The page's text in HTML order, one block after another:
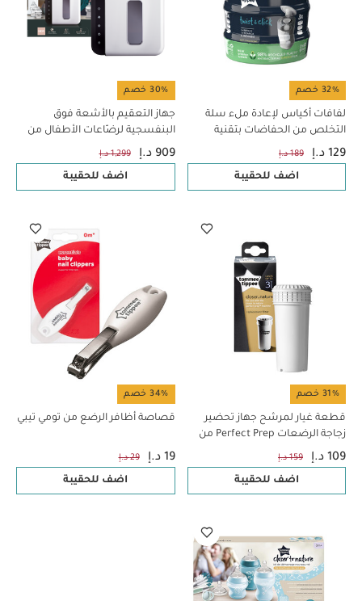
32% خصم
لفافات أكياس لإعادة ملء سلة
التخلص من الحفاضات بتقنية
Sangenic من تومي تيبي - 3 قطع
129 د.إ 189 د.إ
اضف للحقيبة
30% خصم
جهاز التعقيم بالأشعة فوق
البنفسجية لرضّاعات الأطفال من
التجفيف والتخزين
909 د.إ 1,299 د.إ
اضف للحقيبة
31% خصم
قطعة غيار لمرشح جهاز تحضير
زجاجة الرضعات Perfect Prep من
Tommee Tippee
109 د.إ 159 د.إ
اضف للحقيبة
34% خصم
قصاصة أظافر الرضع من تومي تيبي
19 د.إ 29 د.إ
اضف للحقيبة